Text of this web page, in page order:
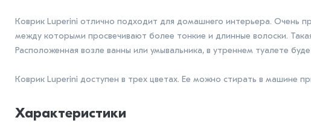
Коврик Luperini отлично подходит для домашнего интерьера. Очень
между которыми просвечивают более тонкие и длинные волоски.
Расположенная возле ванны или умывальника, в утреннем туалете
Коврик Luperini доступен в трех цветах. Ее можно стирать в машине
Характеристики